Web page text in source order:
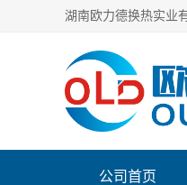
公司首页